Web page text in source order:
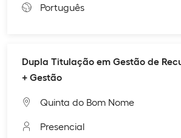
Português
Dupla Titulação em Gestão de
+ Gestão
Quinta do Bom Nome
Presencial